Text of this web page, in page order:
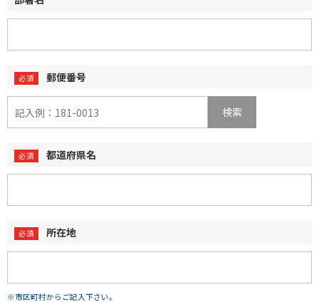
郵便番号
検索
都道府県名
所在地
※市区町村からご記入下さい。